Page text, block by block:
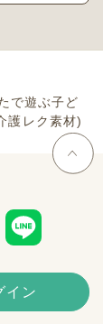
で遊ぶ子ど
護レク素材)
イン